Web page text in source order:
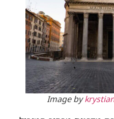
Image by